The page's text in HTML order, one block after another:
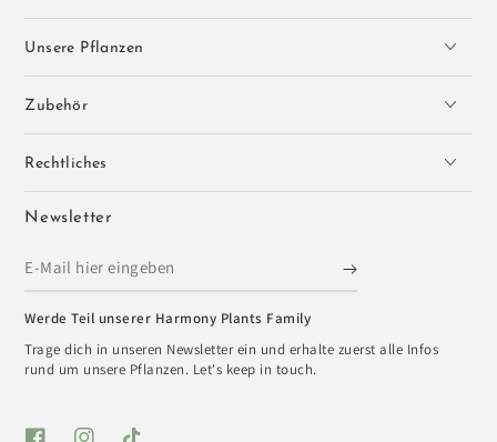
Unsere Pflanzen
Zubehör
Rechtliches
Newsletter
E-
Mail
hier
eingeben
Werde Teil unserer Harmony Plants Family
Trage dich in unseren Newsletter ein und erhalte zuerst alle Infos
rund um unsere Pflanzen. Let's keep in touch.